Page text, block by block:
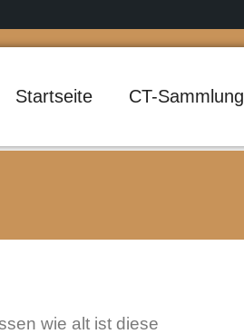
Startseite CT-Sammlung
wie alt ist diese